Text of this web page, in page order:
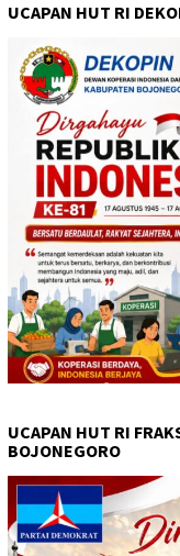
UCAPAN HUT RI
UCAPAN HUT RI
BOJONEGORO